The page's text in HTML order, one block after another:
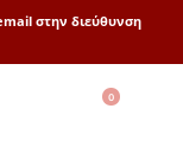
στην διεύθυνση
0